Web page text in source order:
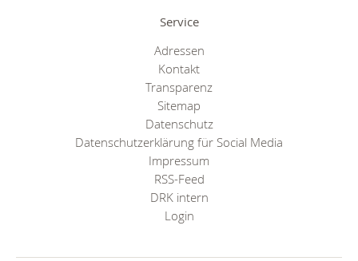
Service
Adressen
Kontakt
Transparenz
Sitemap
Datenschutz
Datenschutzerklärung für Social Media
Impressum
RSS-Feed
DRK intern
Login